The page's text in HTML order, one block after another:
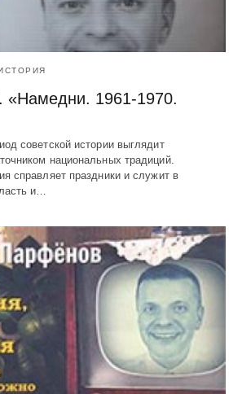
1961-1970.
советской истории выглядит
национальных традиций.
справляет праздники и служит в
и…